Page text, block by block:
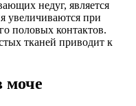
недуг, является
увеличиваются при
половых контактов.
тканей приводит к
моче